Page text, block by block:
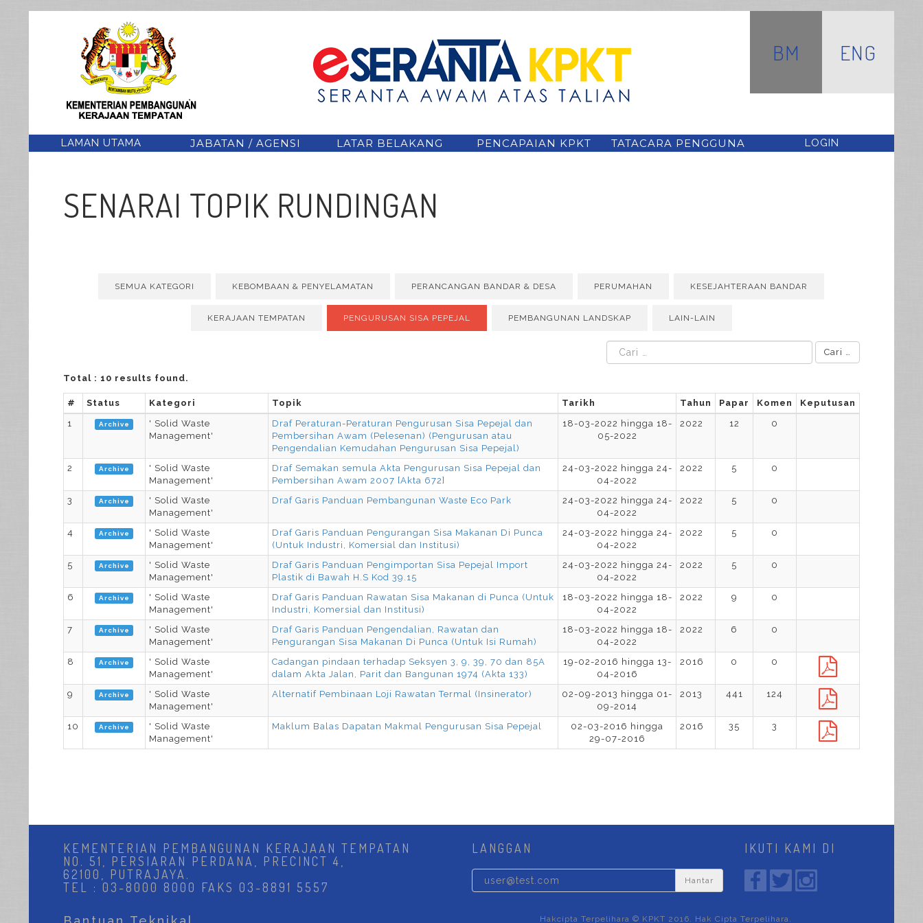
BM ENG
LAMAN UTAMA JABATAN / AGENSI LATAR BELAKANG PENCAPAIAN KPKT TATACARA PENGGUNA LOGIN
SENARAI TOPIK RUNDINGAN
SEMUA KATEGORI KEBOMBAAN & PENYELAMATAN PERANCANGAN BANDAR & DESA PERUMAHAN KESEJAHTERAAN BANDAR
KERAJAAN TEMPATAN PENGURUSAN SISA PEPEJAL PEMBANGUNAN LANDSKAP LAIN-LAIN
Cari …
Total : 10 results found.
# Status Kategori Topik Tarikh Tahun Papar Komen
Keputusan
1
Archive
' Solid Waste
Management'
Draf Peraturan-Peraturan Pengurusan Sisa Pepejal dan
Pembersihan Awam (Pelesenan) (Pengurusan atau
Pengendalian Kemudahan Pengurusan Sisa Pepejal)
18-03-2022 hingga 18-
05-2022
2022 12 0
2 Archive
' Solid Waste
Management'
Draf Semakan semula Akta Pengurusan Sisa Pepejal dan
Pembersihan Awam 2007 [Akta 672]
24-03-2022 hingga 24-
04-2022
2022 5 0
3 Archive
' Solid Waste
Management'
Draf Garis Panduan Pembangunan Waste Eco Park
24-03-2022 hingga 24-
04-2022
2022 5 0
4 Archive
' Solid Waste
Management'
Draf Garis Panduan Pengurangan Sisa Makanan Di Punca
(Untuk Industri, Komersial dan Institusi)
24-03-2022 hingga 24-
04-2022
2022 5 0
5 Archive
' Solid Waste
Management'
Draf Garis Panduan Pengimportan Sisa Pepejal Import
Plastik di Bawah H.S Kod 39.15
24-03-2022 hingga 24-
04-2022
2022 5 0
6 Archive
' Solid Waste
Management'
Draf Garis Panduan Rawatan Sisa Makanan di Punca (Untuk
Industri, Komersial dan Institusi)
18-03-2022 hingga 18-
04-2022
2022 9 0
7 Archive
' Solid Waste
Management'
Draf Garis Panduan Pengendalian, Rawatan dan
Pengurangan Sisa Makanan Di Punca (Untuk Isi Rumah)
18-03-2022 hingga 18-
04-2022
2022 6 0
8 Archive
' Solid Waste
Management'
Cadangan pindaan terhadap Seksyen 3, 9, 39, 70 dan 85A
dalam Akta Jalan, Parit dan Bangunan 1974 (Akta 133)
19-02-2016 hingga 13-
04-2016
2016 0 0
9 Archive
' Solid Waste
Management'
Alternatif Pembinaan Loji Rawatan Termal (Insinerator)
02-09-2013 hingga 01-
09-2014
2013 441 124
10 Archive
' Solid Waste
Management'
Maklum Balas Dapatan Makmal Pengurusan Sisa Pepejal
02-03-2016 hingga
29-07-2016
2016 35 3
KEMENTERIAN PEMBANGUNAN KERAJAAN TEMPATAN
NO. 51, PERSIARAN PERDANA, PRECINCT 4,
62100, PUTRAJAYA.
TEL : 03-8000 8000 FAKS 03-8891 5557
LANGGAN
Hantar
IKUTI KAMI DI
Hakcipta Terpelihara © KPKT 2016. Hak Cipta Terpelihara.